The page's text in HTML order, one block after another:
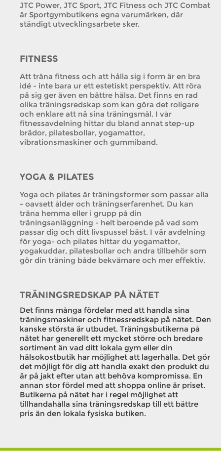
JTC Power, JTC Sport, JTC Fitness och JTC Combat
är Sportgymbutikens egna varumärken, där
ständigt utvecklingsarbete sker.
FITNESS
Att träna fitness och att hålla sig i form är en bra
idé - inte bara ur ett estetiskt perspektiv. Att röra
på sig ger även en bättre hälsa. Det finns en rad
olika träningsredskap som kan göra det roligare
och enklare att nå sina träningsmål. I vår
fitnessavdelning hittar du bland annat step-up
brädor, pilatesbollar, yogamattor,
vibrationsmaskiner och gummiband.
YOGA & PILATES
Yoga och pilates är träningsformer som passar alla
- oavsett ålder och träningserfarenhet. Du kan
träna hemma eller i grupp på din
träningsanläggning - helt beroende på vad som
passar dig och ditt livspussel bäst. I vår avdelning
för yoga- och pilates hittar du yogamattor,
yogakuddar, pilatesbollar och andra tillbehör som
gör din träning både bekvämare och mer effektiv.
TRÄNINGSREDSKAP PÅ NÄTET
Det finns många fördelar med att handla sina
träningsmaskiner och fitnessredskap på nätet. Den
kanske största är utbudet. Träningsbutikerna på
nätet har generellt ett mycket större och bredare
sortiment än vad ditt lokala gym eller din
hälsokostbutik har möjlighet att lagerhålla. Det gör
det möjligt för dig att handla exakt den produkt du
är på jakt efter utan att behöva kompromissa. En
annan stor fördel med att shoppa online är priset.
Butikerna på nätet har i regel möjlighet att
tillhandahålla sina träningsredskap till ett bättre
pris än den lokala fysiska butiken.